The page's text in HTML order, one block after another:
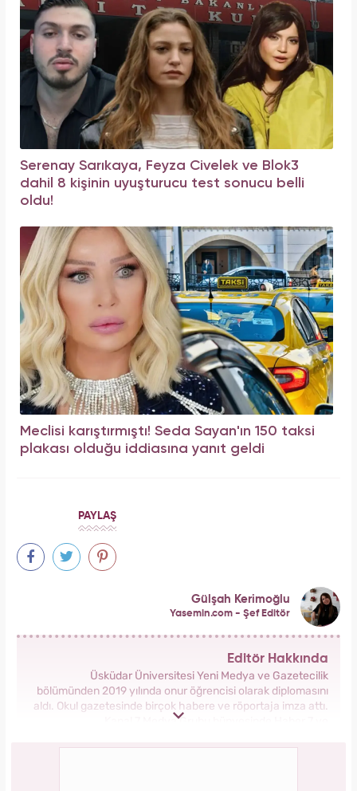
Serenay Sarıkaya, Feyza Civelek ve Blok3
dahil 8 kişinin uyuşturucu test sonucu belli
oldu!
Meclisi karıştırmıştı! Seda Sayan'ın 150 taksi
plakası olduğu iddiasına yanıt geldi
PAYLAŞ
Gülşah Kerimoğlu
Yasemin.com - Şef Editör
Editör Hakkında
Üsküdar Üniversitesi Yeni Medya ve Gazetecilik
bölümünden 2019 yılında onur öğrencisi olarak diplomasını
aldı. Okul gazetesinde birçok habere ve röportaja imza attı.
Kanal 7 Medya Grubu bünyesinde Haber 7 ve
stajyerlik yaptı. Yasemin.com’da mesleğe ilk adımını attı.